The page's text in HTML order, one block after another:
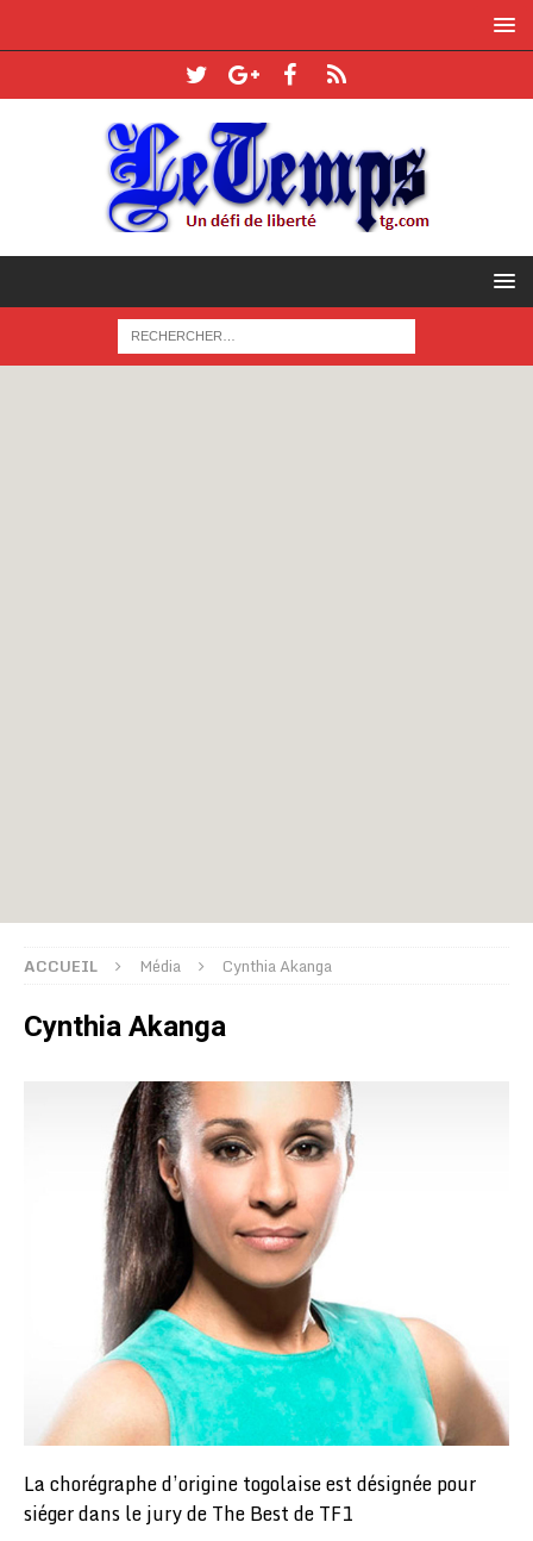
ACCUEIL Média Cynthia Akanga
Cynthia Akanga
La chorégraphe d’origine togolaise est désignée pour
siéger dans le jury de The Best de TF1